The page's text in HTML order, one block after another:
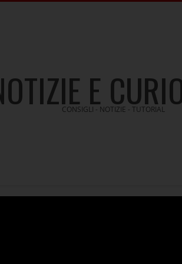
E
CONSIGLI - NOTIZIE - TUTORIAL